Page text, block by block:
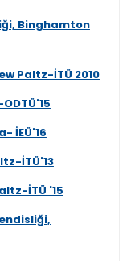
Binghamton
Paltz-İTÜ 2010
İEÜ'16
İTÜ'13
İTÜ '15